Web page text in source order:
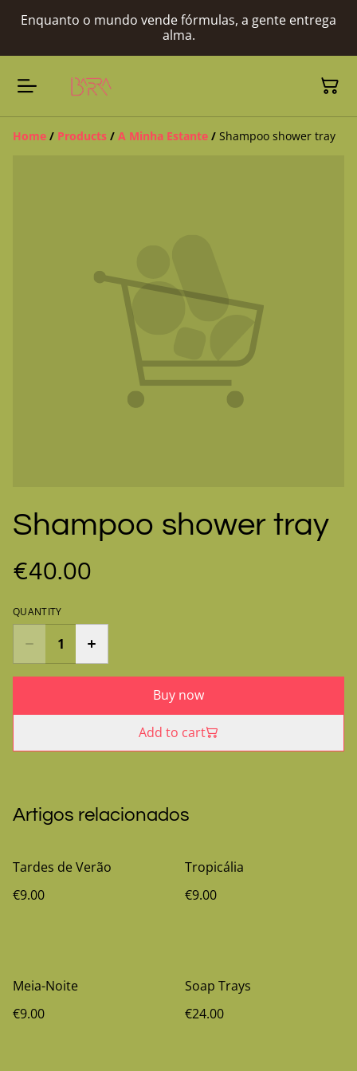
Enquanto o mundo vende fórmulas, a gente entrega
alma.
Home / Products / A Minha Estante / Shampoo shower tray
Shampoo shower tray
€40.00
QUANTITY
Buy now
Add to cart
Artigos relacionados
Tardes de Verão
€9.00
Tropicália
€9.00
Meia-Noite
€9.00
Soap Trays
€24.00